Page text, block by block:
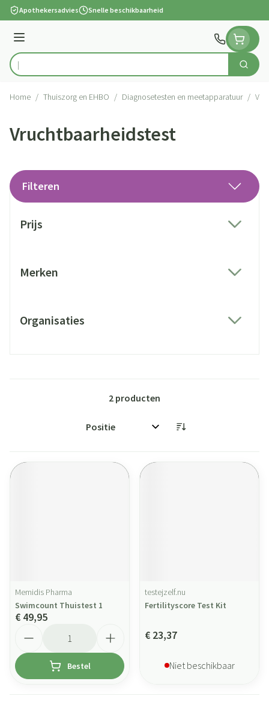
Ga naar de inhoud
Apothekersadvies Snelle beschikbaarheid
Menu
Product, merk, categorie... Zoek
Home / Thuiszorg en EHBO / Diagnosetesten en meetapparatuur /
Vruchtbaarheidstest
Filteren
Prijs
Merken
Organisaties
2 producten
Sorteer op:
Memidis Pharma
Swimcount Thuistest 1
€ 49,95
Bestel
testejzelf.nu
Fertilityscore Test Kit
€ 23,37
Niet beschikbaar